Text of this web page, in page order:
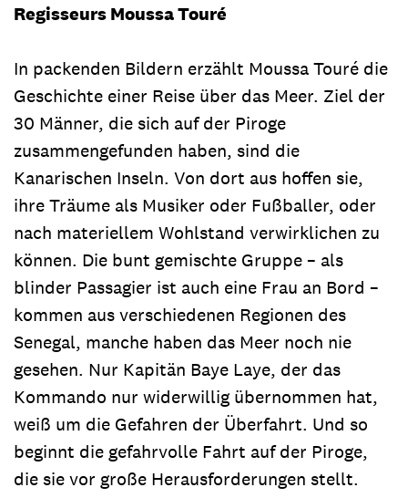
Regisseurs Moussa Touré
In packenden Bildern erzählt Moussa Touré die
Geschichte einer Reise über das Meer. Ziel der
30 Männer, die sich auf der Piroge
zusammengefunden haben, sind die
Kanarischen Inseln. Von dort aus hoffen sie,
ihre Träume als Musiker oder Fußballer, oder
nach materiellem Wohlstand verwirklichen zu
können. Die bunt gemischte Gruppe – als
blinder Passagier ist auch eine Frau an Bord –
kommen aus verschiedenen Regionen des
Senegal, manche haben das Meer noch nie
gesehen. Nur Kapitän Baye Laye, der das
Kommando nur widerwillig übernommen hat,
weiß um die Gefahren der Überfahrt. Und so
beginnt die gefahrvolle Fahrt auf der Piroge,
die sie vor große Herausforderungen stellt.